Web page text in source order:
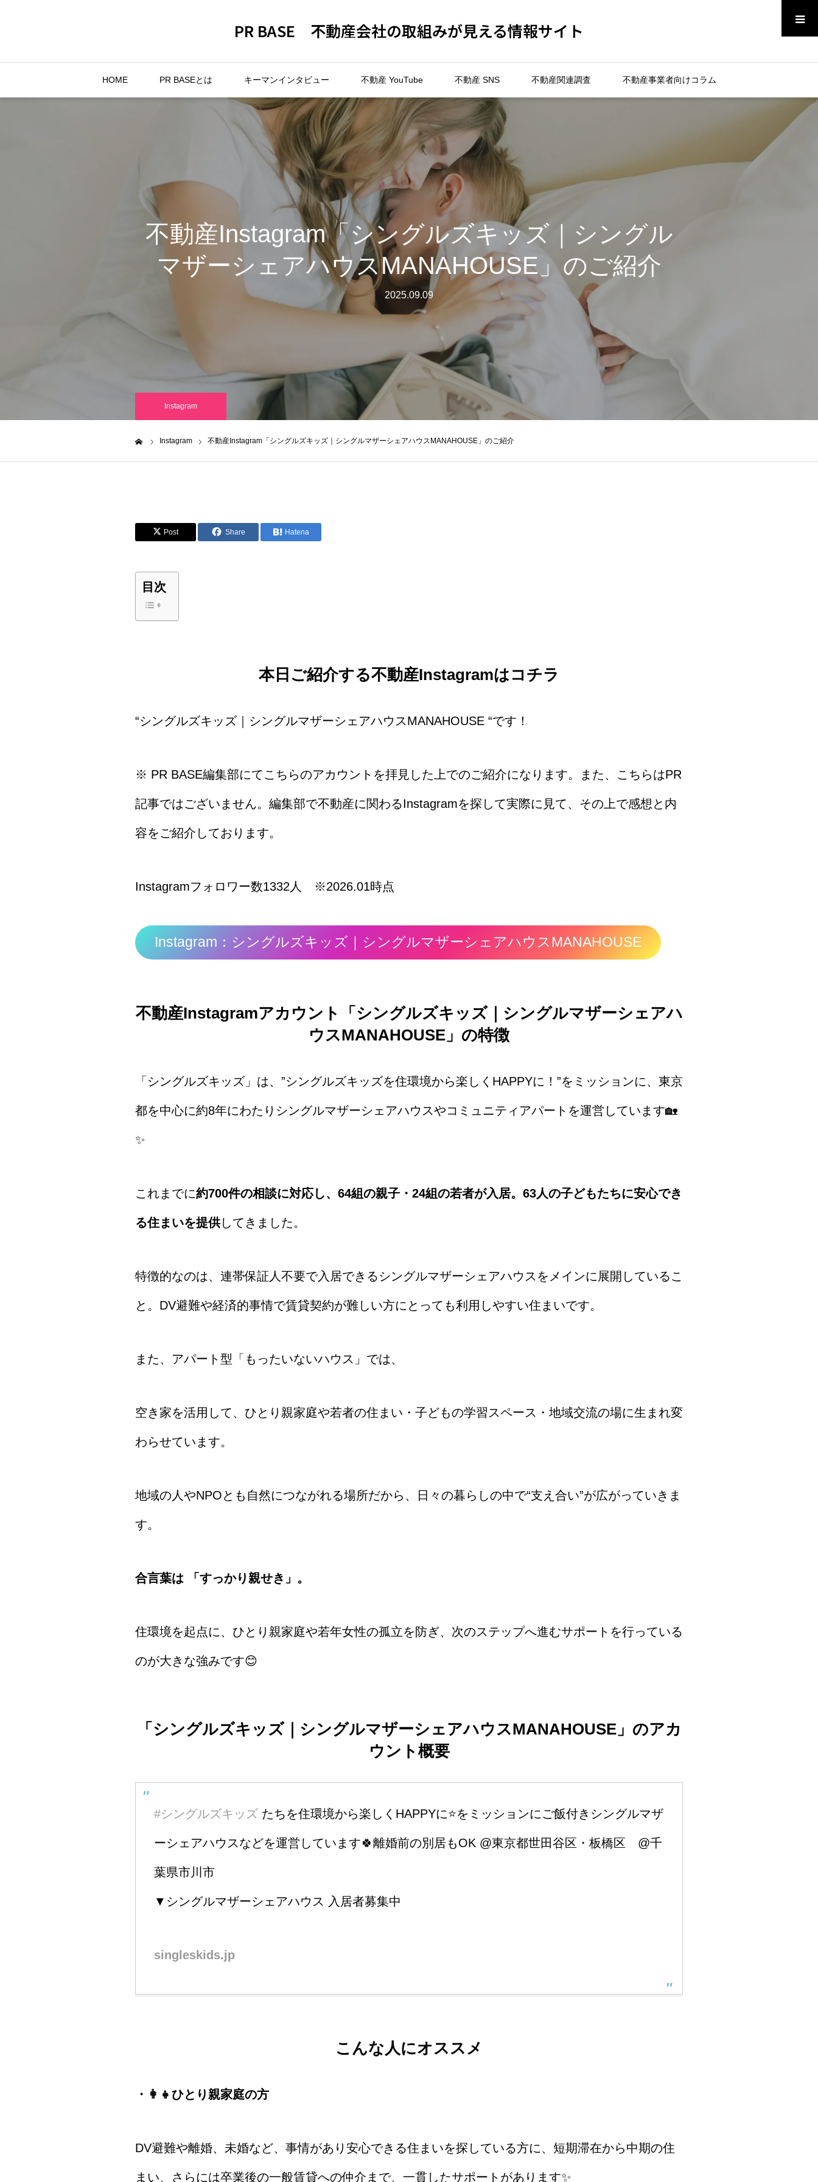
PR BASE 不動産会社の取組みが見える情報サイト
HOME PR BASEとは キーマンインタビュー 不動産 YouTube 不動産 SNS 不動産関連調査 不動産事業者向けコラム
不動産Instagram「シングルズキッズ｜シングル
マザーシェアハウスMANAHOUSE」のご紹介
2025.09.09
Instagram
Instagram 不動産Instagram「シングルズキッズ｜シングルマザーシェアハウスMANAHOUSE」のご紹介
Post Share Hatena
目次
本日ご紹介する不動産Instagramはコチラ
“シングルズキッズ｜シングルマザーシェアハウスMANAHOUSE “です！
※ PR BASE編集部にてこちらのアカウントを拝見した上でのご紹介になります。また、こちらはPR
記事ではございません。編集部で不動産に関わるInstagramを探して実際に見て、その上で感想と内
容をご紹介しております。
Instagramフォロワー数1332人 ※2026.01時点
Instagram：シングルズキッズ｜シングルマザーシェアハウスMANAHOUSE
不動産Instagramアカウント「シングルズキッズ｜シングルマザーシェアハ
ウスMANAHOUSE 」の特徴
「シングルズキッズ」は、”シングルズキッズを住環境から楽しくHAPPYに！”をミッションに、東京
都を中心に約8年にわたりシングルマザーシェアハウスやコミュニティアパートを運営しています🏡
✨
これまでに約700件の相談に対応し、64組の親子・24組の若者が入居。63人の子どもたちに安心でき
る住まいを提供してきました。
特徴的なのは、連帯保証人不要で入居できるシングルマザーシェアハウスをメインに展開しているこ
と。DV避難や経済的事情で賃貸契約が難しい方にとっても利用しやすい住まいです。
また、アパート型「もったいないハウス」では、
空き家を活用して、ひとり親家庭や若者の住まい・子どもの学習スペース・地域交流の場に生まれ変
わらせています。
地域の人やNPOとも自然につながれる場所だから、日々の暮らしの中で“支え合い”が広がっていきま
す。
合言葉は 「すっかり親せき」。
住環境を起点に、ひとり親家庭や若年女性の孤立を防ぎ、次のステップへ進むサポートを行っている
のが大きな強みです😊
「シングルズキッズ｜シングルマザーシェアハウスMANAHOUSE」のアカ
ウント概要
#シングルズキッズ たちを住環境から楽しくHAPPYに⭐️をミッションにご飯付きシングルマザ
ーシェアハウスなどを運営しています🍀離婚前の別居もOK @東京都世田谷区・板橋区 @千
葉県市川市
▼シングルマザーシェアハウス 入居者募集中
singleskids.jp
こんな人にオススメ
・👩‍👧ひとり親家庭の方
DV避難や離婚、未婚など、事情があり安心できる住まいを探している方に、短期滞在から中期の住
まい、さらには卒業後の一般賃貸への仲介まで、一貫したサポートがあります✨